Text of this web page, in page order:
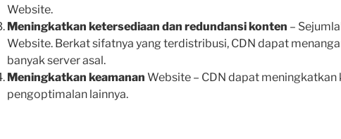
Website.
Meningkatkan ketersediaan dan redundansi konten –
Website. Berkat sifatnya yang terdistribusi, CDN dapat
banyak server asal.
Meningkatkan keamanan Website – CDN dapat
pengoptimalan lainnya.